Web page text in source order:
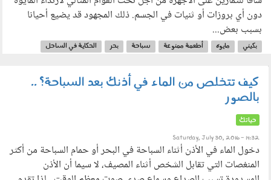
دون أي بروزات أو ثنيات في الجسم. ذلك المجهود قد يضيع أحيانا
بسبب بعض...
بكيني مايوه أطعمة ممنوعة سباحة بحر الحكاية في الساحل
istock_000060840586_large.jpg
كيف تتخلص من الماء في أذنك بعد السباحة؟ ..
بالصور
حياتك
Saturday, July 30, 2016 - 14:32
دخول الماء في الأذن أثناء السباحة في البحر أو حمام السباحة من أكثر
المنغصات التي تقابل الشخص أثناء المصيف، لا سيما أن الأذن